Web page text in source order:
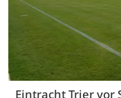
Eintracht Trier vor